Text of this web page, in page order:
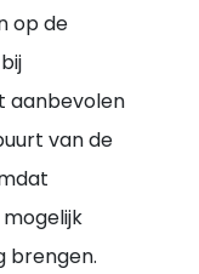
op de
aanbevolen
van de
brengen.